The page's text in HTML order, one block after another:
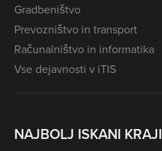
Gradbeništvo
Prevozništvo in transport
Računalništvo in informatika
Vse dejavnosti v iTIS
NAJBOLJ ISKANI KRAJI